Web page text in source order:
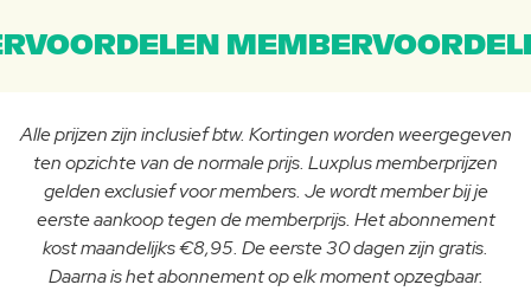
Alle prijzen zijn inclusief btw. Kortingen worden weergegeven
ten opzichte van de normale prijs. Luxplus memberprijzen
gelden exclusief voor members. Je wordt member bij je
eerste aankoop tegen de memberprijs. Het abonnement
kost maandelijks €8,95. De eerste 30 dagen zijn gratis.
Daarna is het abonnement op elk moment opzegbaar.